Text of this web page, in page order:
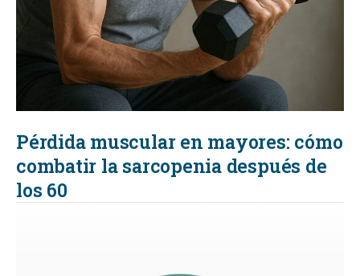
Pérdida muscular en mayores: cómo
combatir la sarcopenia después de
los 60